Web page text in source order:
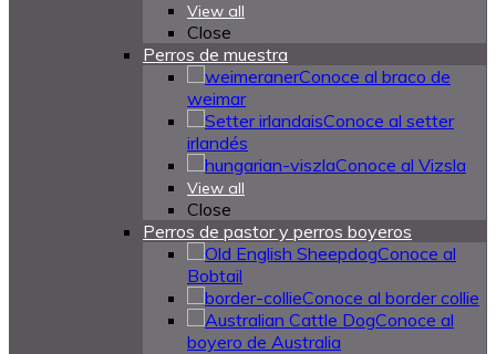
View all
Close
Perros de muestra
Conoce al braco de
weimar
Conoce al setter
irlandés
Conoce al Vizsla
View all
Close
Perros de pastor y perros boyeros
Conoce al
Bobtail
Conoce al border collie
Conoce al
boyero de Australia